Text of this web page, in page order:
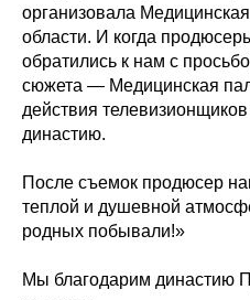
организовала
области. И когда
обратились к нам с
сюжета — Медицинская
действия
династию.
После съемок продюсер
теплой и душевной
родных побывали!»
Мы благодарим династию